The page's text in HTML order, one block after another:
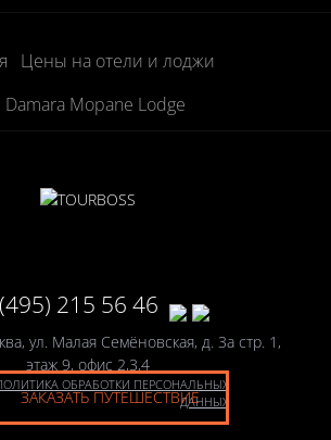
Цены на отели и лоджи
Damara Mopane Lodge
215 56 46
ул. Малая Семёновская, д. 3а стр. 1,
этаж 9, офис 2,3,4
ОБРАБОТКИ ПЕРСОНАЛЬНЫХ
ДАННЫХ
ЗАКАЗАТЬ ПУТЕШЕСТВИЕ